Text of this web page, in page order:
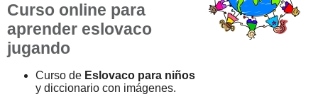
Curso online para
aprender eslovaco
jugando
Curso de Eslovaco para niños
y diccionario con imágenes.